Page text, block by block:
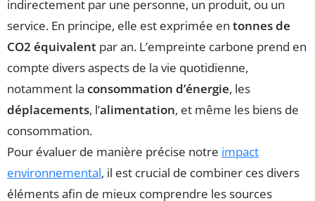
indirectement par une personne, un produit, ou un
service. En principe, elle est exprimée en tonnes de
CO2 équivalent par an. L’empreinte carbone prend en
compte divers aspects de la vie quotidienne,
notamment la consommation d’énergie, les
déplacements, l’alimentation, et même les biens de
consommation.
Pour évaluer de manière précise notre impact
environnemental, il est crucial de combiner ces divers
éléments afin de mieux comprendre les sources